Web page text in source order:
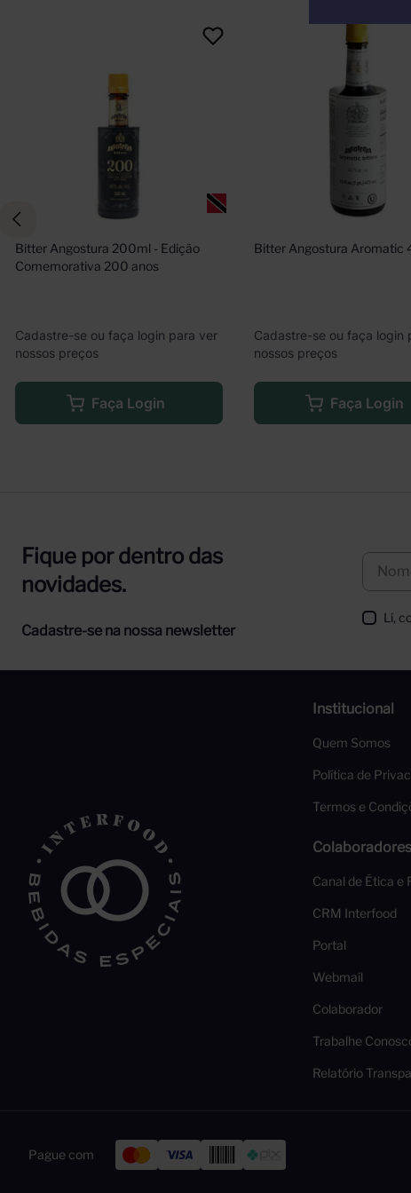
Bitter Angostura 200ml - Edição
Comemorativa 200 anos
Cadastre-se ou faça login para ver
nossos preços
Faça Login
Bitter Angostura Aromatic
Cadastre-se ou faça login
nossos preços
Faça Login
Fique por dentro das
novidades.
Cadastre-se na nossa newsletter
Li,
Institucional
Quem Somos
Política de
Termos e
Colaboradores
Canal de Ética e
CRM Interfood
Portal
Webmail
Colaborador
Trabalhe
Relatório
Pague com